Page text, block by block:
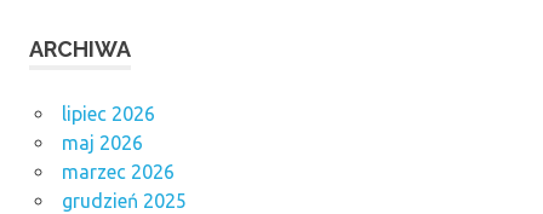
ARCHIWA
lipiec 2026
maj 2026
marzec 2026
grudzień 2025